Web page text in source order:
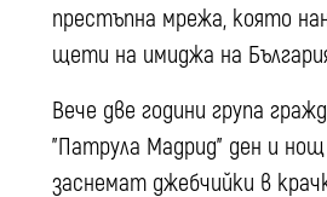
престъпна мрежа, която
щети на имиджа на
Вече две години група
"Патрула Мадрид" ден и
заснемат джебчийки в